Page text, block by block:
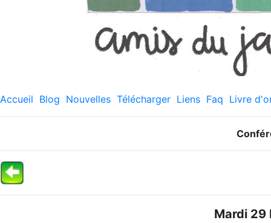
Accueil Blog Nouvelles Télécharger Liens Faq Livre
Mardi 29